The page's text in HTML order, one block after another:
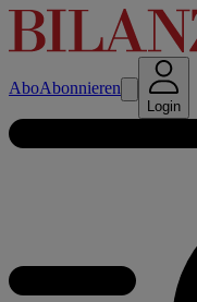
AboAbonnieren
Login